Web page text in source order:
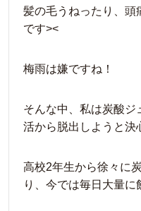
髪の毛うねったり、頭
です><
梅雨は嫌ですね！
そんな中、私は炭酸ジ
活から脱出しようと決
高校2年生から徐々に
り、今では毎日大量に